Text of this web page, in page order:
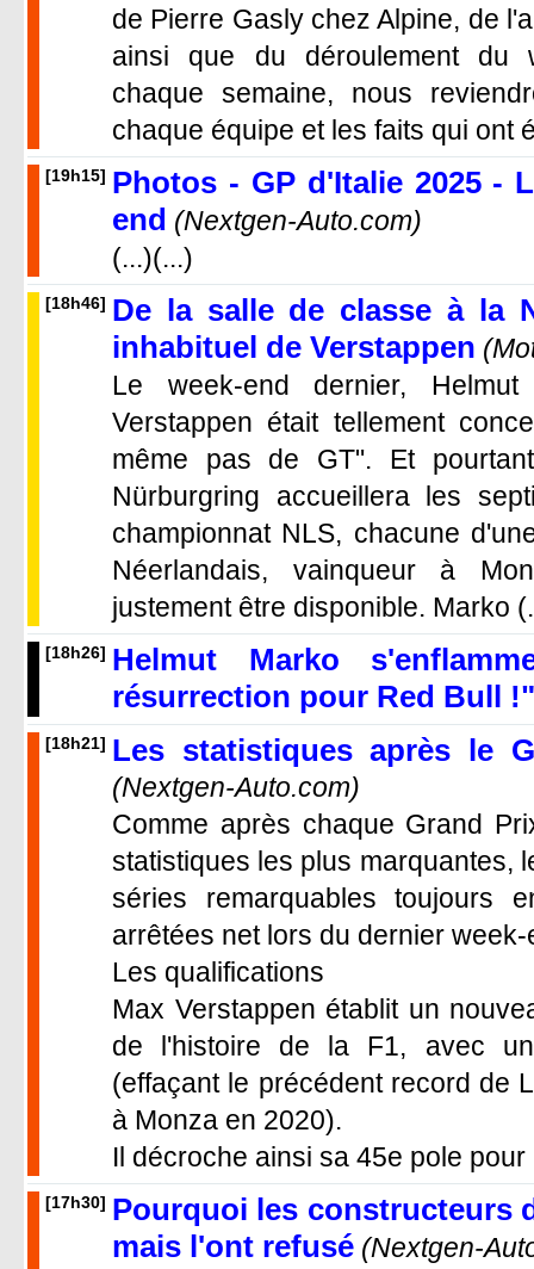
de Pierre Gasly chez Alpine, de
ainsi que du déroulement du
chaque semaine, nous
chaque équipe et les faits qui ont
[19h15] Photos - GP d'Italie 2025 -
end (Nextgen-Auto.com)
(...)(...)
[18h46] De la salle de classe à la
inhabituel de Verstappen
Le week-end dernier,
Verstappen était tellement
même pas de GT". Et
Nürburgring accueillera les
championnat NLS, chacune
Néerlandais, vainqueur à
justement être disponible. Marko
[18h26] Helmut Marko
résurrection pour Red Bull !"
[18h21] Les statistiques après le
(Nextgen-Auto.com)
Comme après chaque Grand
statistiques les plus marquantes,
séries remarquables
arrêtées net lors du dernier week-
Les qualifications
Max Verstappen établit un
de l'histoire de la F1, avec
(effaçant le précédent record de
à Monza en 2020).
Il décroche ainsi sa 45e pole
[17h30] Pourquoi les constructeurs
mais l'ont refusé (Nextgen-